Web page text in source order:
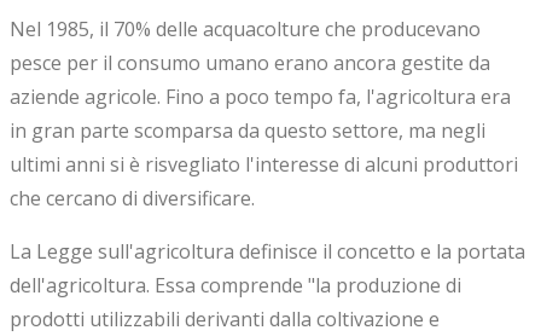
Nel 1985, il 70% delle acquacolture che producevano
pesce per il consumo umano erano ancora gestite da
aziende agricole. Fino a poco tempo fa, l'agricoltura era
in gran parte scomparsa da questo settore, ma negli
ultimi anni si è risvegliato l'interesse di alcuni produttori
che cercano di diversificare.
La Legge sull'agricoltura definisce il concetto e la portata
dell'agricoltura. Essa comprende "la produzione di
prodotti utilizzabili derivanti dalla coltivazione e